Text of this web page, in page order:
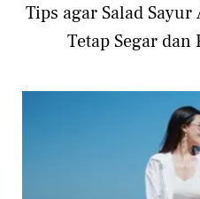
Tips agar Salad
Tetap Segar dan